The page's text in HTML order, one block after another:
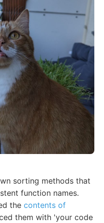
sorting methods that
function names.
the contents of
them with 'your code